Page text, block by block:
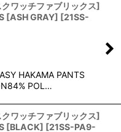
ワッチファブリックス]
[ASH GRAY] [21SS-
HAKAMA PANTS
POL…
ワッチファブリックス]
[BLACK] [21SS-PA9-